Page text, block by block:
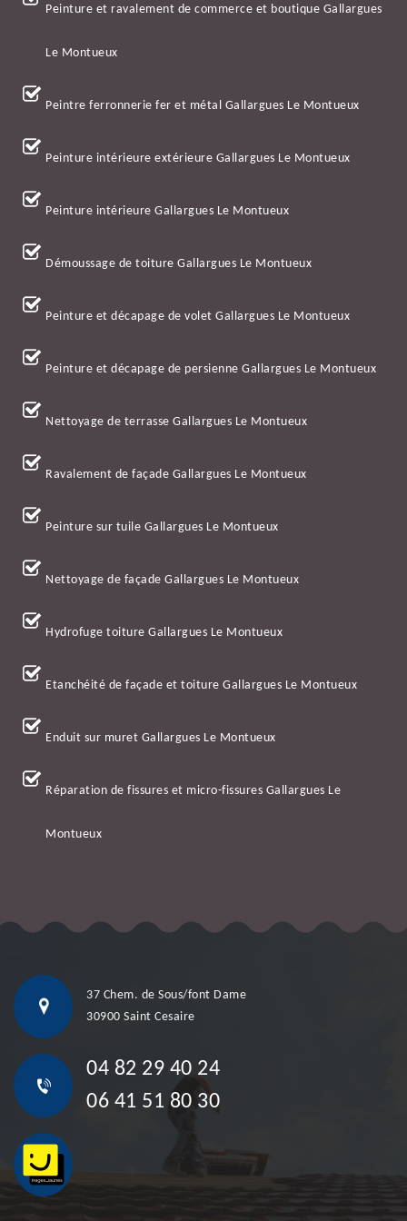
Peinture et ravalement de commerce et boutique Gallargues
Le Montueux
Peintre ferronnerie fer et métal Gallargues Le Montueux
Peinture intérieure extérieure Gallargues Le Montueux
Peinture intérieure Gallargues Le Montueux
Démoussage de toiture Gallargues Le Montueux
Peinture et décapage de volet Gallargues Le Montueux
Peinture et décapage de persienne Gallargues Le Montueux
Nettoyage de terrasse Gallargues Le Montueux
Ravalement de façade Gallargues Le Montueux
Peinture sur tuile Gallargues Le Montueux
Nettoyage de façade Gallargues Le Montueux
Hydrofuge toiture Gallargues Le Montueux
Etanchéité de façade et toiture Gallargues Le Montueux
Enduit sur muret Gallargues Le Montueux
Réparation de fissures et micro-fissures Gallargues Le
Montueux
37 Chem. de Sous/font Dame
30900 Saint Cesaire
04 82 29 40 24
06 41 51 80 30